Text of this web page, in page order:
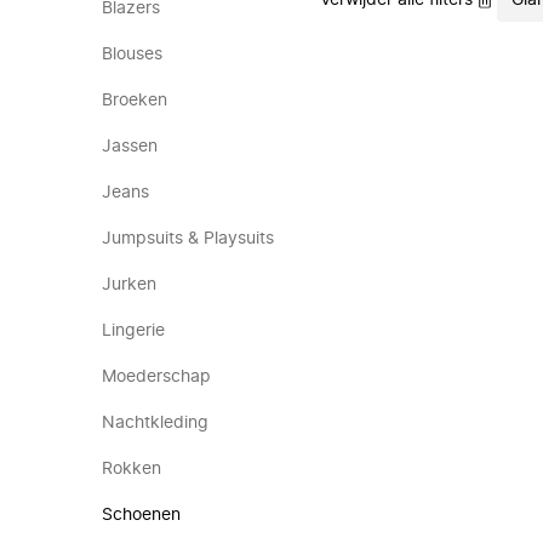
Blazers
Blouses
Broeken
Jassen
Jeans
Jumpsuits & Playsuits
Jurken
Lingerie
Moederschap
Nachtkleding
Rokken
Schoenen